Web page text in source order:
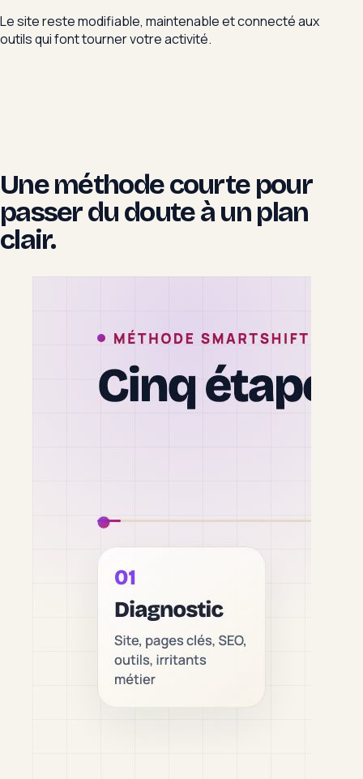
Le site reste modifiable, maintenable et connecté aux
outils qui font tourner votre activité.
Une méthode courte pour
passer du doute à un plan
clair.